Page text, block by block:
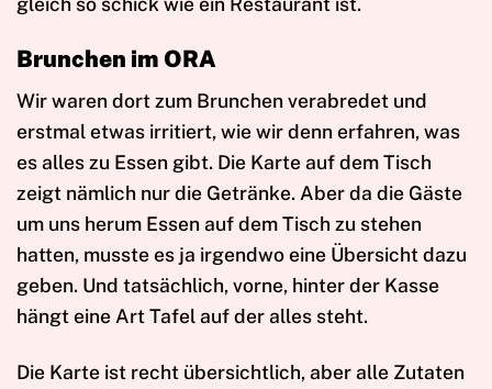
Brunchen im ORA
Wir waren dort zum Brunchen verabredet und
erstmal etwas irritiert, wie wir denn erfahren, was
es alles zu Essen gibt. Die Karte auf dem Tisch
zeigt nämlich nur die Getränke. Aber da die Gäste
um uns herum Essen auf dem Tisch zu stehen
hatten, musste es ja irgendwo eine Übersicht dazu
geben. Und tatsächlich, vorne, hinter der Kasse
hängt eine Art Tafel auf der alles steht.
Die Karte ist recht übersichtlich, aber alle Zutaten